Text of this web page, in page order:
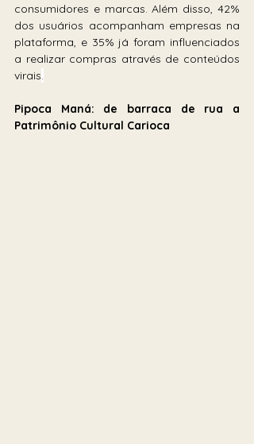
consumidores e marcas. Além disso, 42%
dos usuários acompanham empresas na
plataforma, e 35% já foram influenciados
a realizar compras através de conteúdos
virais.
Pipoca Maná: de barraca de rua a
Patrimônio Cultural Carioca